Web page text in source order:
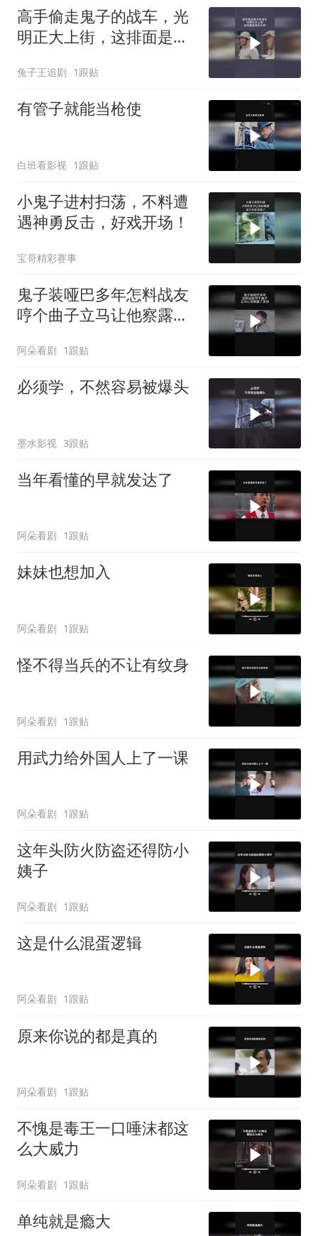
高手偷走鬼子的战车，光
明正大上街，这排面是真
兔子王追剧 1跟贴
有管子就能当枪使
白班看影视 1跟贴
小鬼子进村扫荡，不料遭
遇神勇反击，好戏开场！
宝哥精彩赛事
鬼子装哑巴多年怎料战友
哼个曲子立马让他察露了
阿朵看剧 1跟贴
必须学，不然容易被爆头
墨水影视 3跟贴
当年看懂的早就发达了
阿朵看剧 1跟贴
妹妹也想加入
阿朵看剧 1跟贴
怪不得当兵的不让有纹身
阿朵看剧 1跟贴
用武力给外国人上了一课
阿朵看剧 1跟贴
这年头防火防盗还得防小
姨子
阿朵看剧 1跟贴
这是什么混蛋逻辑
阿朵看剧 1跟贴
原来你说的都是真的
阿朵看剧 1跟贴
不愧是毒王一口唾沫都这
么大威力
阿朵看剧 1跟贴
单纯就是瘾大